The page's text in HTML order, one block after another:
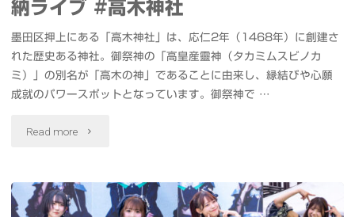
ャ
ッ
ト
Rinon
Lab"
納ライブ #高木神社
墨田区押上にある「高木神社」は、応仁2年（1468年）に創建さ
れた歴史ある神社。御祭神の「高皇産靈神（タカミムスビノカ
ミ）」の別名が「高木の神」であることに由来し、縁結びや心願
成就のパワースポットとなっています。御祭神で …
Read more "#
む